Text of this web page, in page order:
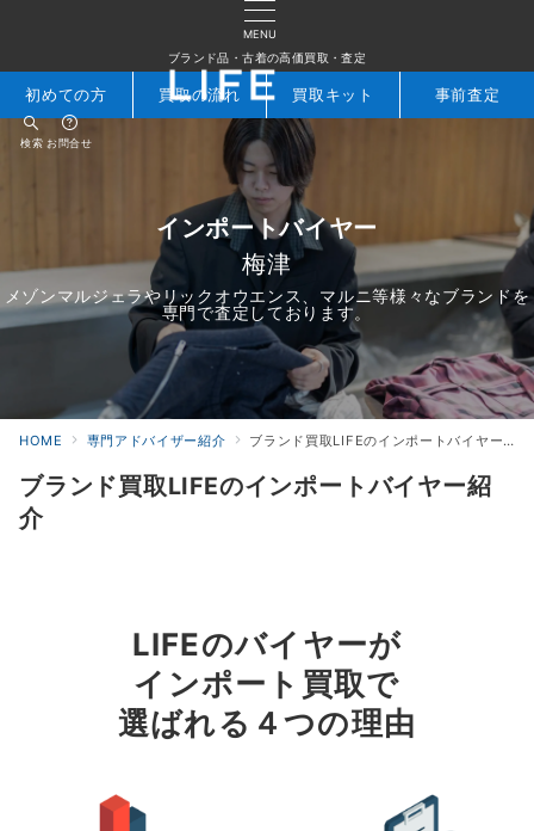
MENU
ブランド品・古着の高価買取・査定
検索 お問合せ
初めての方 買取の流れ 買取キット 事前査定
インポートバイヤー
梅津
メゾンマルジェラやリックオウエンス、マルニ等様々なブランドを
専門で査定しております。
HOME 専門アドバイザー紹介 ブランド買取LIFEのインポートバイヤー紹介
ブランド買取LIFEのインポートバイヤー紹
介
LIFEのバイヤーが
インポート買取で
選ばれる４つの理由